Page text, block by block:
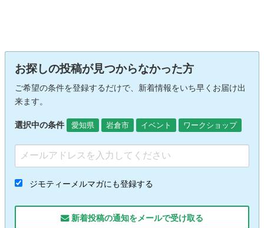
お探しの投稿が見つからなかった方
ご希望の条件を登録するだけで、新着情報をいち早くお届け出
来ます。
選択中の条件 愛知県 岩倉市 イベント ワークショップ
ジモティーメルマガにも登録する
新着投稿の通知をメールで受け取る